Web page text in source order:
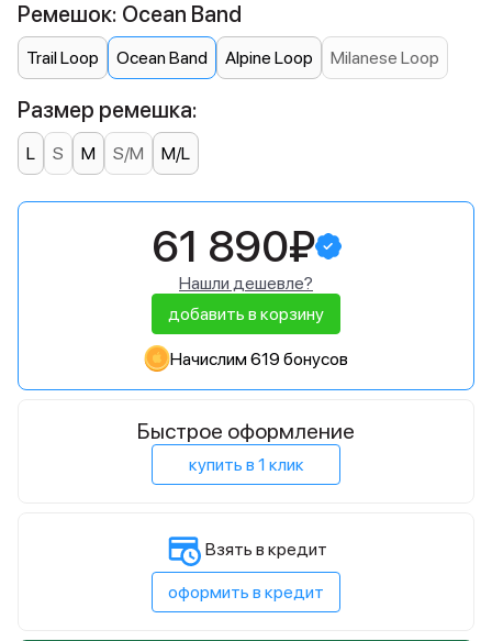
Ремешок: Ocean Band
Trail Loop Ocean Band Alpine Loop Milanese Loop
Размер ремешка:
L S M S/M M/L
61 890₽
Нашли дешевле?
добавить в корзину
Начислим 619 бонусов
Быстрое оформление
купить в 1 клик
Взять в кредит
оформить в кредит